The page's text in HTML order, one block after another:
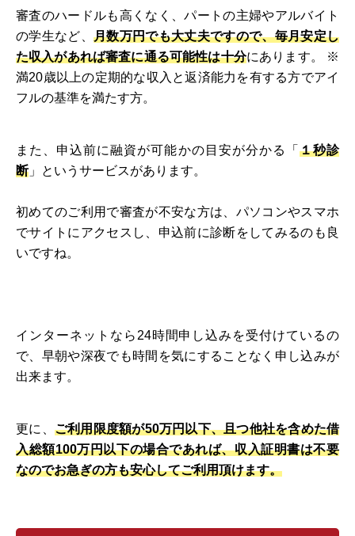
審査のハードルも高くなく、パートの主婦やアルバイト
の学生など、 月数万円でも大丈夫ですので、毎月安定し
た収入があれば審査に通る可能性は十分にあります。 ※
満20歳以上の定期的な収入と返済能力を有する方でアイ
フルの基準を満たす方。
また、申込前に融資が可能かの目安が分かる「 １秒診
断」というサービスがあります。
初めてのご利用で審査が不安な方は、パソコンやスマホ
でサイトにアクセスし、申込前に診断をしてみるのも良
いですね。
インターネットなら24時間申し込みを受付けているの
で、早朝や深夜でも時間を気にすることなく申し込みが
出来ます。
更に、 ご利用限度額が50万円以下、且つ他社を含めた借
入総額100万円以下の場合であれば、収入証明書は不要
なのでお急ぎの方も安心してご利用頂けます。